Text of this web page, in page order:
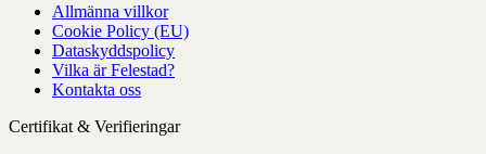
Allmänna villkor
Cookie Policy (EU)
Dataskyddspolicy
Vilka är Felestad?
Kontakta oss
Certifikat & Verifieringar